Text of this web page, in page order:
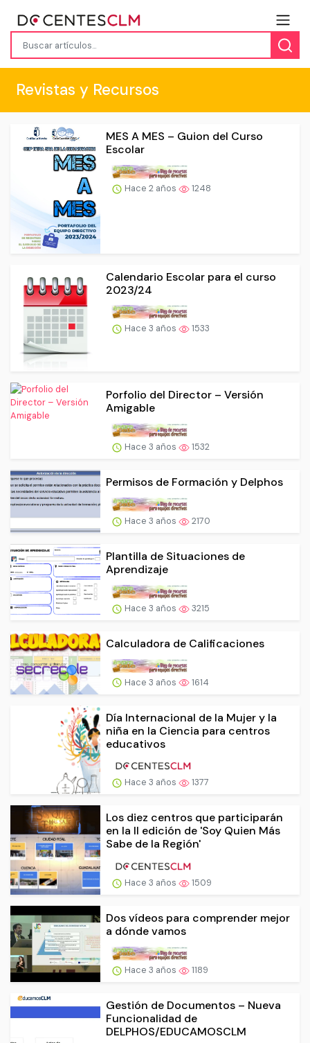
Revistas y Recursos
MES A MES – Guion del Curso
Escolar
Hace 2 años 1248
Calendario Escolar para el curso
2023/24
Hace 3 años 1533
Porfolio del Director – Versión
Amigable
Hace 3 años 1532
Permisos de Formación y Delphos
Hace 3 años 2170
Plantilla de Situaciones de
Aprendizaje
Hace 3 años 3215
Calculadora de Calificaciones
Hace 3 años 1614
Día Internacional de la Mujer y la
niña en la Ciencia para centros
educativos
Hace 3 años 1377
Los diez centros que participarán
en la II edición de 'Soy Quien Más
Sabe de la Región'
Hace 3 años 1509
Dos vídeos para comprender mejor
a dónde vamos
Hace 3 años 1189
Gestión de Documentos – Nueva
Funcionalidad de
DELPHOS/EDUCAMOSCLM